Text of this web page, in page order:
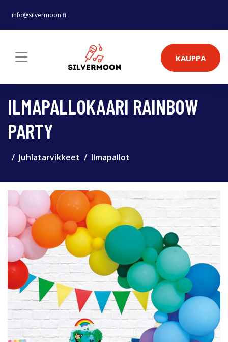
info@silvermoon.fi
KAUPPA
ILMAPALLOKAARI RAINBOW
PARTY
Juhlatarvikkeet Ilmapallot